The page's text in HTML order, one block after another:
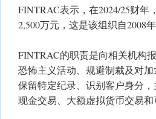
FINTRAC表示，在2024/25财
2,500万元，这是该组织自2008
FINTRAC的职责是向相关机构
恐怖主义活动、规避制裁及对
保留特定纪录、识别客户身分
现金交易、大额虚拟货币交易和